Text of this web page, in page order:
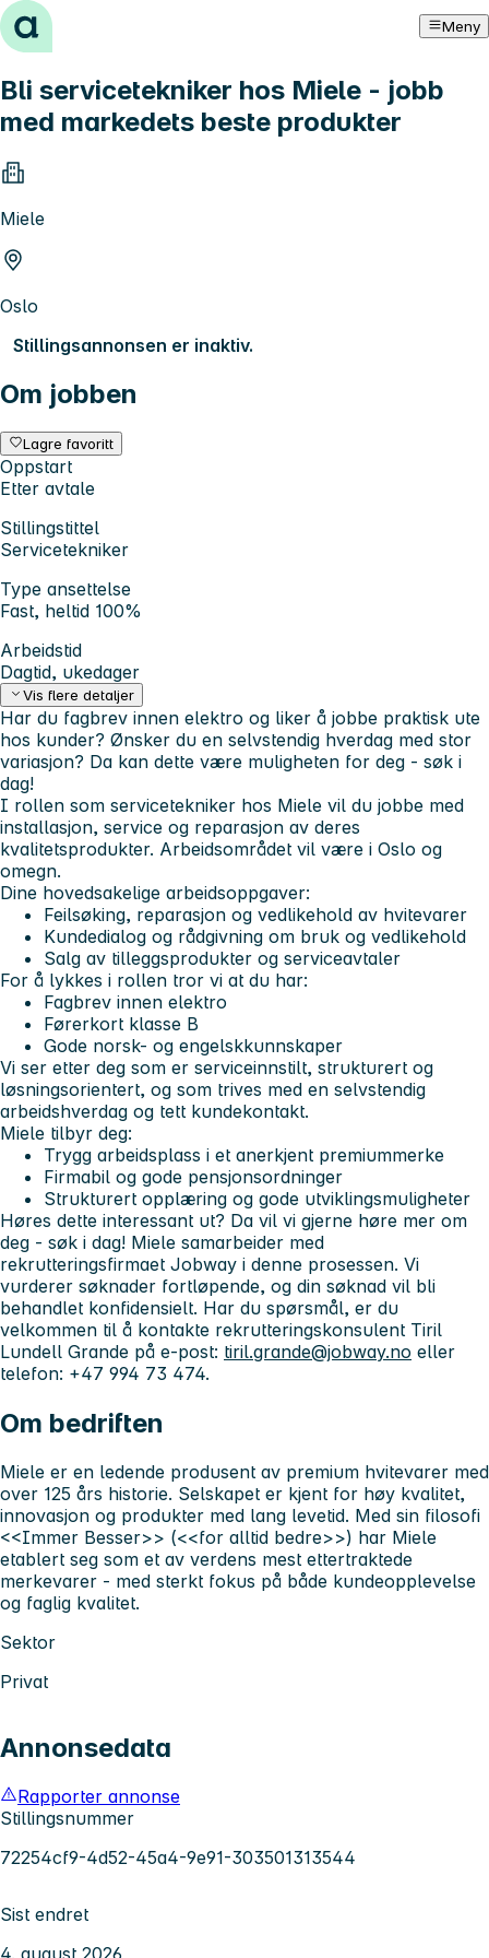
Hopp til innhold Meny
Bli servicetekniker hos Miele - jobb
med markedets beste produkter
Miele
Oslo
Stillingsannonsen er inaktiv.
Om jobben
Lagre favoritt
Oppstart
Etter avtale
Stillingstittel
Servicetekniker
Type ansettelse
Fast, heltid 100%
Arbeidstid
Dagtid, ukedager
Vis flere detaljer
Har du fagbrev innen elektro og liker å jobbe praktisk ute
hos kunder? Ønsker du en selvstendig hverdag med stor
variasjon? Da kan dette være muligheten for deg - søk i
dag!
I rollen som servicetekniker hos Miele vil du jobbe med
installasjon, service og reparasjon av deres
kvalitetsprodukter. Arbeidsområdet vil være i Oslo og
omegn.
Dine hovedsakelige arbeidsoppgaver:
Feilsøking, reparasjon og vedlikehold av hvitevarer
Kundedialog og rådgivning om bruk og vedlikehold
Salg av tilleggsprodukter og serviceavtaler
For å lykkes i rollen tror vi at du har:
Fagbrev innen elektro
Førerkort klasse B
Gode norsk- og engelskkunnskaper
Vi ser etter deg som er serviceinnstilt, strukturert og
løsningsorientert, og som trives med en selvstendig
arbeidshverdag og tett kundekontakt.
Miele tilbyr deg:
Trygg arbeidsplass i et anerkjent premiummerke
Firmabil og gode pensjonsordninger
Strukturert opplæring og gode utviklingsmuligheter
Høres dette interessant ut? Da vil vi gjerne høre mer om
deg - søk i dag! Miele samarbeider med
rekrutteringsfirmaet Jobway i denne prosessen. Vi
vurderer søknader fortløpende, og din søknad vil bli
behandlet konfidensielt. Har du spørsmål, er du
velkommen til å kontakte rekrutteringskonsulent Tiril
Lundell Grande på e-post: tiril.grande@jobway.no eller
telefon: +47 994 73 474.
Om bedriften
Miele er en ledende produsent av premium hvitevarer med
over 125 års historie. Selskapet er kjent for høy kvalitet,
innovasjon og produkter med lang levetid. Med sin filosofi
<<Immer Besser>> (<<for alltid bedre>>) har Miele
etablert seg som et av verdens mest ettertraktede
merkevarer - med sterkt fokus på både kundeopplevelse
og faglig kvalitet.
Sektor
Privat
Annonsedata
Rapporter annonse
Stillingsnummer
72254cf9-4d52-45a4-9e91-303501313544
Sist endret
4. august 2026